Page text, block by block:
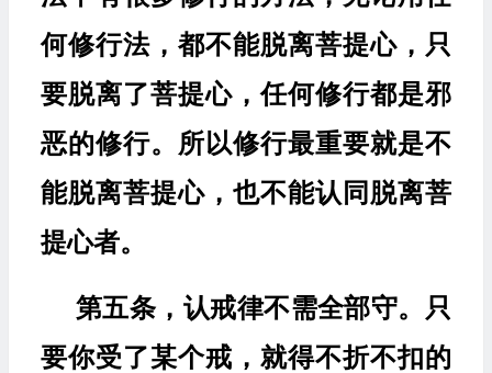
何修行法，都不能脱离菩提心，只
要脱离了菩提心，任何修行都是邪
恶的修行。所以修行最重要就是不
能脱离菩提心，也不能认同脱离菩
提心者。
第五条，认戒律不需全部守。只
要你受了某个戒，就得不折不扣的